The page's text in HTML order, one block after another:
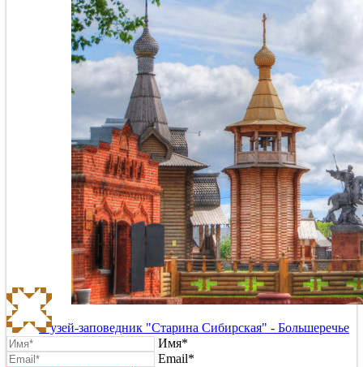
Музей-заповедник "Старина Сибирская" - Большеречье
Имя*
Email*